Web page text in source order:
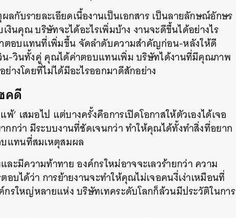
ลกับรายละเอียดเนื้องานเป็นเอกสาร เป็นลายลักษณ์อักษร
งินคุณ บริษัทจะได้อะไรเพิ่มบ้าง งานจะดีขึ้นได้อย่างไร
ตอบแทนที่เพิ่มขึ้น จัดลำดับความสำคัญก่อน-หลังให้ดี
น-วินทั้งคู่ คุณได้ค่าตอบแทนเพิ่ม บริษัทได้งานที่มีคุณภาพ
างโดยที่ไม่ได้มีอะไรออกมาดีสักอย่าง
คดี
’ เสมอไป แต่บางครั้งคือการเปิดโอกาสให้ตัวเองได้เจอ
กว่า มีระบบงานที่ชัดเจนกว่า ทำให้คุณได้ทั้งทำสิ่งที่อยาก
แทนที่สมเหตุสมผล
ะมีความท้าทาย องค์กรใหม่อาจจะเลวร้ายกว่า ความ
บได้ว่า การย้ายงานจะทำให้คุณไม่เจอคนงี่เง่าเหมือนที่
รใหญ่หลายแห่ง บริษัทเทคระดับโลกก็ล้วนมีประวัติในการ